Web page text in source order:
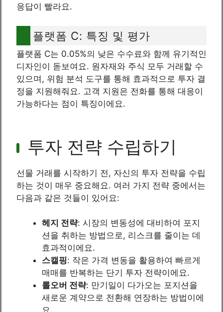
응답이 빨라요.
플랫폼 C: 특징 및 평가
플랫폼 C는 0.05%의 낮은 수수료와 함께 유기적인
디자인이 돋보여요. 원자재와 주식 모두 거래할 수
있으며, 위험 분석 도구를 통해 효과적으로 투자 결
정을 지원해줘요. 고객 지원은 전화를 통해 대응이
가능하다는 점이 특징이에요.
투자 전략 수립하기
선물 거래를 시작하기 전, 자신의 투자 전략을 수립
하는 것이 매우 중요해요. 여러 가지 전략 중에서는
다음과 같은 것들이 있어요:
헤지 전략: 시장의 변동성에 대비하여 포지
션을 취하는 방법으로, 리스크를 줄이는 데
효과적이에요.
스캘핑: 작은 가격 변동을 활용하여 빠르게
매매를 반복하는 단기 투자 전략이에요.
롤오버 전략: 만기일이 다가오는 포지션을
새로운 계약으로 전환해 연장하는 방법이에